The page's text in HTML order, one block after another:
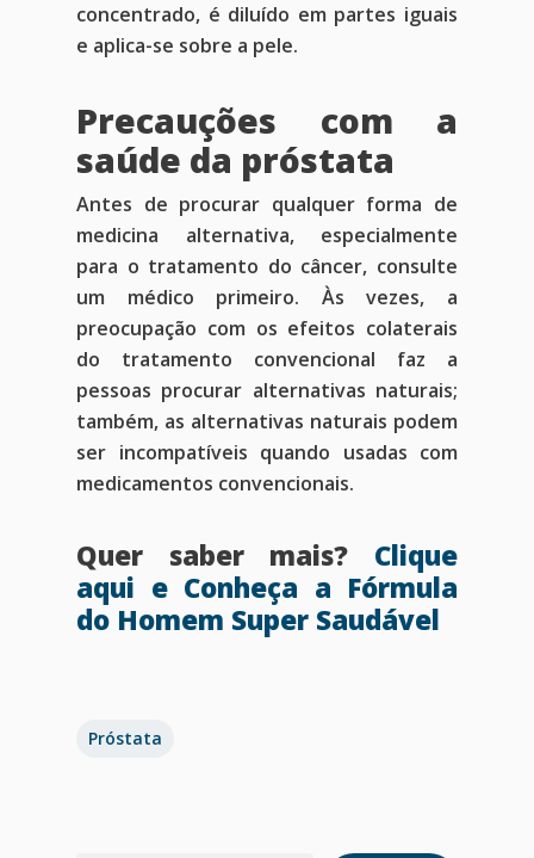
concentrado, é diluído em partes iguais
e aplica-se sobre a pele.
Precauções com a
saúde da próstata
Antes de procurar qualquer forma de
medicina alternativa, especialmente
para o tratamento do câncer, consulte
um médico primeiro. Às vezes, a
preocupação com os efeitos colaterais
do tratamento convencional faz a
pessoas procurar alternativas naturais;
também, as alternativas naturais podem
ser incompatíveis quando usadas com
medicamentos convencionais.
Quer saber mais? Clique
aqui e Conheça a Fórmula
do Homem Super Saudável
Próstata